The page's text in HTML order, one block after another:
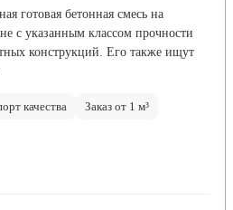
готовая бетонная смесь на
с указанным классом прочности
конструкций. Его также ищут
качества Заказ от 1 м³